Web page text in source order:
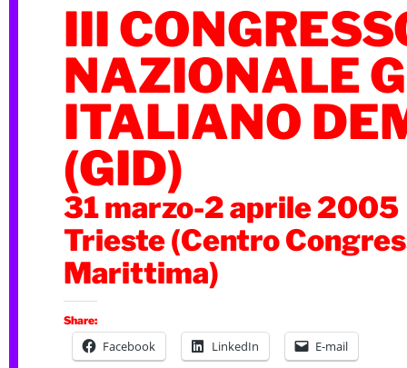
III
NAZIONALE
ITALIANO
(GID)
31 marzo-2 aprile 2005
Trieste (Centro
Marittima)
Share:
Facebook LinkedIn E-mail